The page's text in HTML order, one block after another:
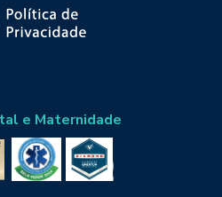
e Maternidade